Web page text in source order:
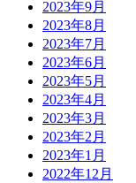
2023年9月
2023年8月
2023年7月
2023年6月
2023年5月
2023年4月
2023年3月
2023年2月
2023年1月
2022年12月